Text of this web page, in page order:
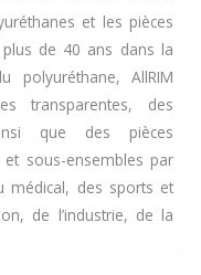
et les pièces
plus de 40 ans dans la
polyuréthane, AllRIM
transparentes, des
que des pièces
sous-ensembles par
médical, des sports et
de l’industrie, de la